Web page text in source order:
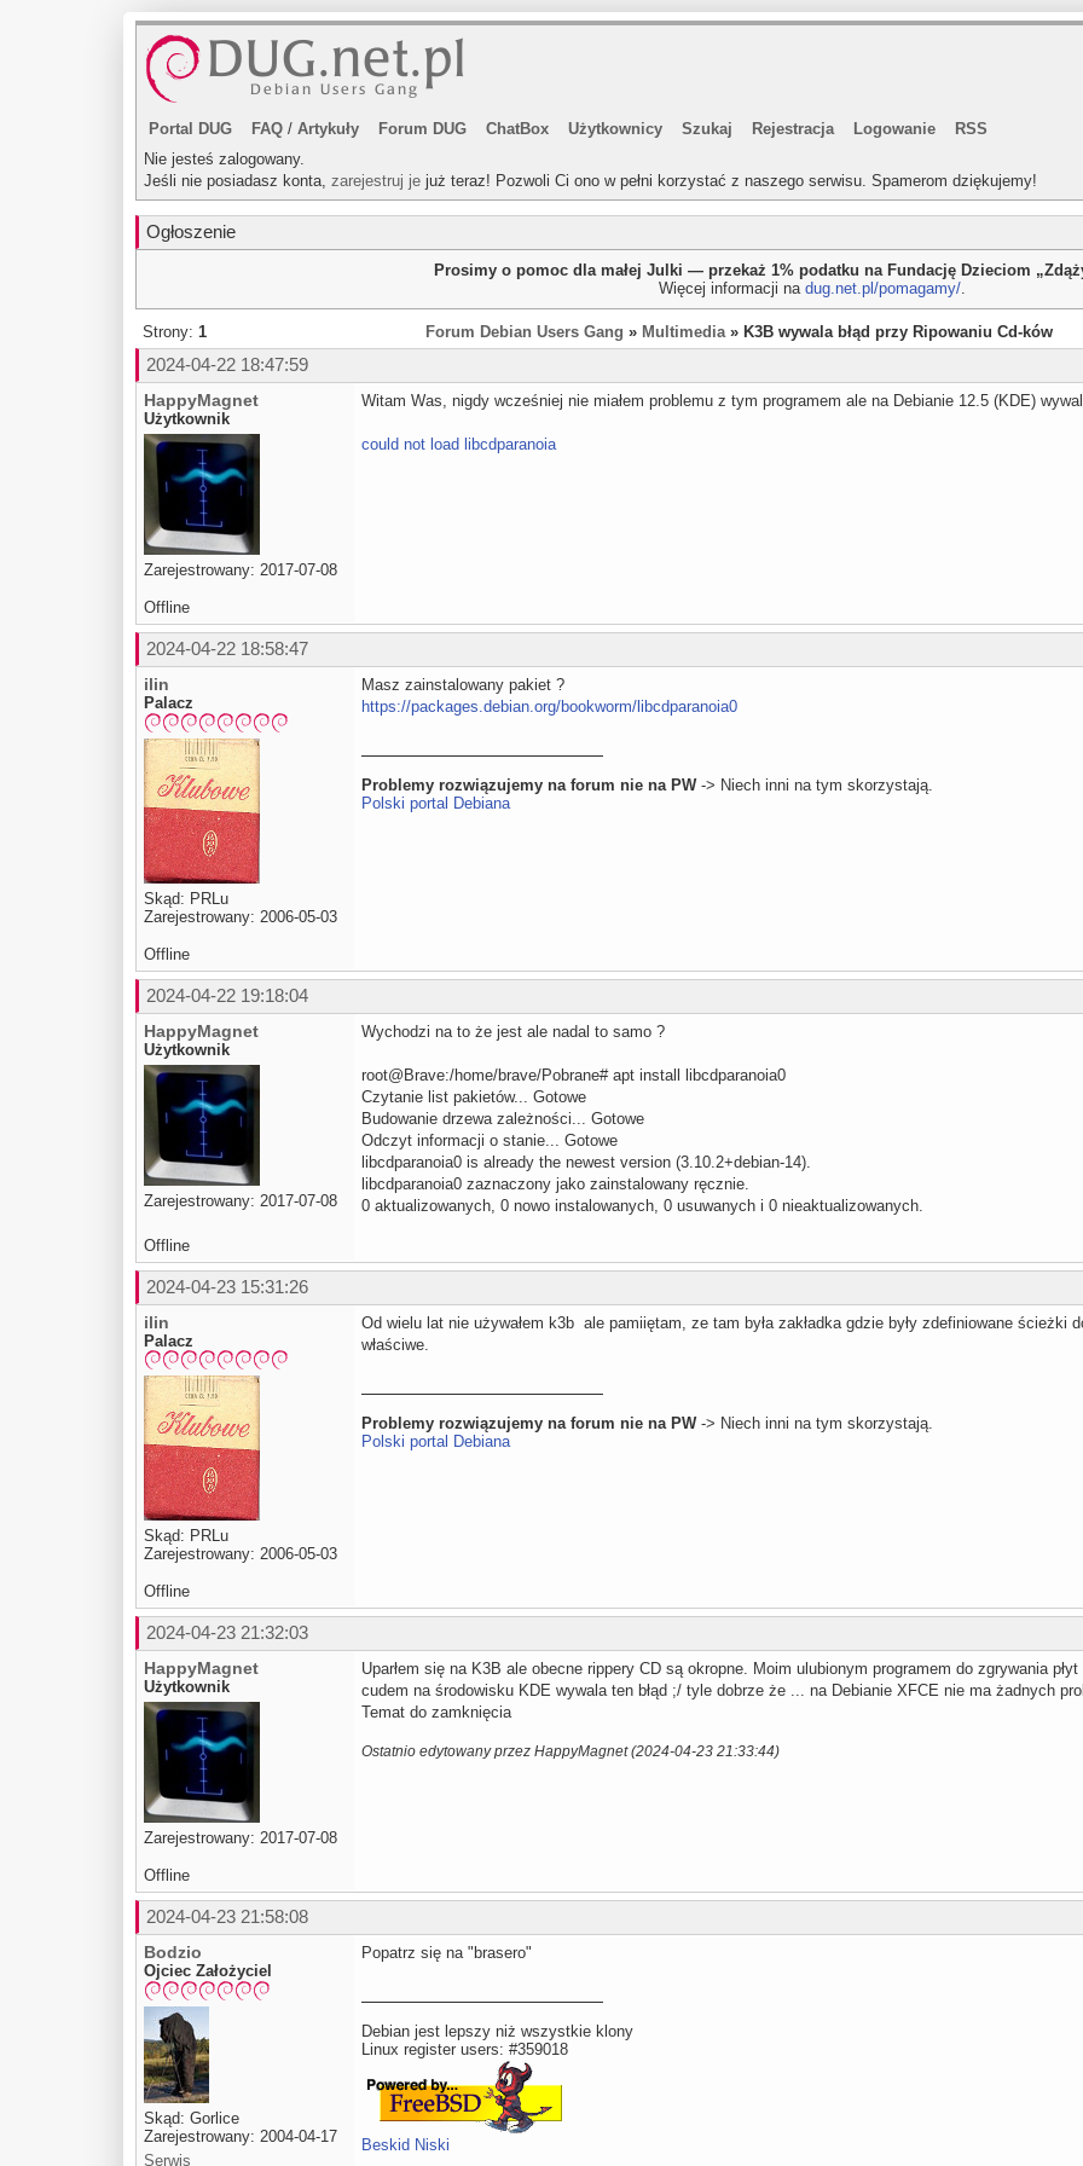
Portal DUG FAQ / Artykuły Forum DUG ChatBox Użytkownicy Szukaj Rejestracja Logowanie
RSS
Nie jesteś zalogowany.
Jeśli nie posiadasz konta, zarejestruj je już teraz! Pozwoli Ci ono w pełni korzystać z naszego serwisu. Spamerom dziękujemy!
Ogłoszenie
Prosimy o pomoc dla małej Julki — przekaż 1% podatku na Fundację Dzieciom
Więcej informacji na dug.net.pl/pomagamy/.
Strony: 1 Forum Debian Users Gang » Multimedia» K3B wywala błąd przy Ripowaniu Cd-ków
2024-04-22 18:47:59
HappyMagnet
Użytkownik
Zarejestrowany: 2017-07-08
Witam Was, nigdy wcześniej nie miałem problemu z tym programem ale na Debianie 12.5 (KDE)
could not load libcdparanoia
Offline
2024-04-22 18:58:47
ilin
Palacz
Skąd: PRLu
Zarejestrowany: 2006-05-03
Masz zainstalowany pakiet ?
https://packages.debian.org/bookworm/libcdparanoia0
Problemy rozwiązujemy na forum nie na PW-> Niech inni na tym skorzystają.
Polski portal Debiana
Offline
2024-04-22 19:18:04
HappyMagnet
Użytkownik
Zarejestrowany: 2017-07-08
Wychodzi na to że jest ale nadal to samo ?
root@Brave:/home/brave/Pobrane# apt install libcdparanoia0
Czytanie list pakietów... Gotowe
Budowanie drzewa zależności... Gotowe
Odczyt informacji o stanie... Gotowe
libcdparanoia0 is already the newest version (3.10.2+debian-14).
libcdparanoia0 zaznaczony jako zainstalowany ręcznie.
0 aktualizowanych, 0 nowo instalowanych, 0 usuwanych i 0 nieaktualizowanych.
Offline
2024-04-23 15:31:26
ilin
Palacz
Skąd: PRLu
Zarejestrowany: 2006-05-03
Od wielu lat nie używałem k3b ale pamiiętam, ze tam była zakładka gdzie były zdefiniowane
właściwe.
Problemy rozwiązujemy na forum nie na PW-> Niech inni na tym skorzystają.
Polski portal Debiana
Offline
2024-04-23 21:32:03
HappyMagnet
Użytkownik
Zarejestrowany: 2017-07-08
Uparłem się na K3B ale obecne rippery CD są okropne. Moim ulubionym programem do zgrywania
cudem na środowisku KDE wywala ten błąd ;/ tyle dobrze że ... na Debianie XFCE nie ma
Temat do zamknięcia
Ostatnio edytowany przez HappyMagnet (2024-04-23 21:33:44)
Offline
2024-04-23 21:58:08
Bodzio
Ojciec Założyciel
Skąd: Gorlice
Zarejestrowany: 2004-04-17
Serwis
Popatrz się na "brasero"
Debian jest lepszy niż wszystkie klony
Linux register users: #359018
Beskid Niski